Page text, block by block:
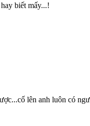
biết mấy...!
lên anh luôn có